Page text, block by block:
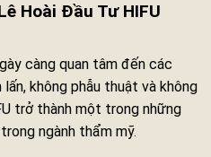
Hoài Đầu Tư HIFU
càng quan tâm đến các
không phẫu thuật và không
trở thành một trong những
ngành thẩm mỹ.